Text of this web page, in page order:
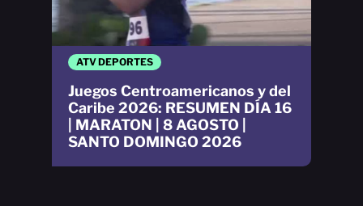
ATV DEPORTES
Juegos Centroamericanos y del
Caribe 2026: RESUMEN DÍA 16
| MARATON | 8 AGOSTO |
SANTO DOMINGO 2026